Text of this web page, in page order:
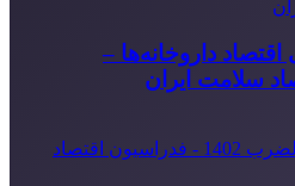
داروخانه‌ها –
سلامت ایران